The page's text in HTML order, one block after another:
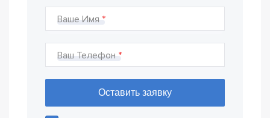
Ваше Имя
Ваш Телефон